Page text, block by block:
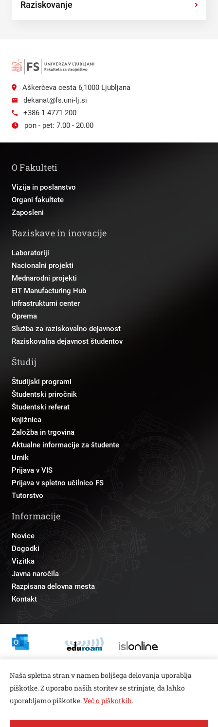
Raziskovanje ›
Aškerčeva cesta 6,1000 Ljubljana
dekanat@fs.uni-lj.si
+386 1 4771 200
pon - pet: 7.00 - 20.00
O Fakulteti
Vizija in poslanstvo
Organi fakultete
Zaposleni
Raziskave in inovacije
Laboratoriji
Nacionalni projekti
Mednarodni projekti
EIT Manufacturing Hub
Infrastrukturni center
Oprema
Služba za raziskovalno dejavnost
Raziskovalna dejavnost študentov
Študij
Študijski programi
Študentski priročnik
Študentski referat
Knjižnica
Založba in trgovina
Aktualne informacije za študente
Urnik
Prijava v VIS
Prijava v spletno učilnico FS
Tutorstvo
Informacije
Novice
Dogodki
Vizitka
Javna naročila
Razpisana delovna mesta
Kontakt
pr@fs.uni-lj.si
Naša spletna stran v namen boljšega delovanja uporablja
piškotke. Z uporabo naših storitev se strinjate, da lahko
uporabljamo piškotke.Več o piškotkih.